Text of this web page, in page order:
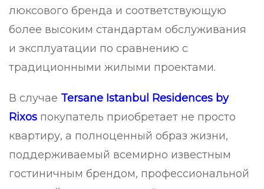
люксового бренда и соответствующую
более высоким стандартам обслуживания
и эксплуатации по сравнению с
традиционными жилыми проектами.
В случае Tersane Istanbul Residences by
Rixos покупатель приобретает не просто
квартиру, а полноценный образ жизни,
поддерживаемый всемирно известным
гостиничным брендом, профессиональной